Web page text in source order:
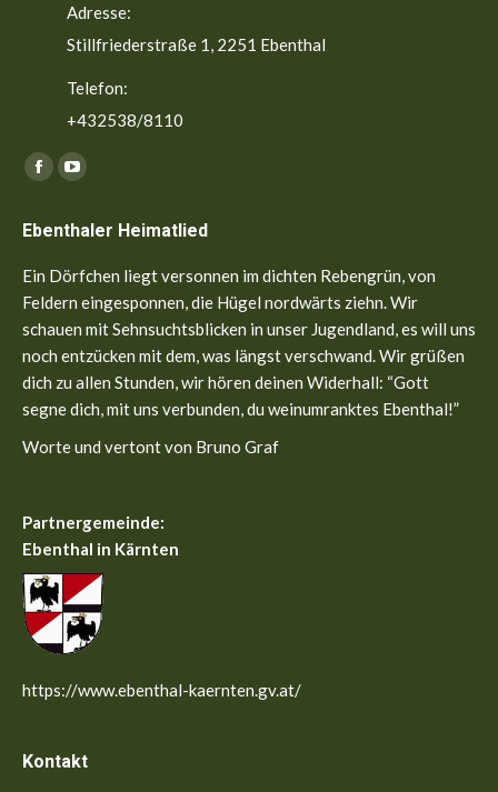
Adresse:
Stillfriederstraße 1, 2251 Ebenthal
Telefon:
+432538/8110
Finden Sie uns auf:
Facebook
opens
in
new
window
YouTube
opens
in
new
window
Ebenthaler Heimatlied
Ein Dörfchen liegt versonnen im dichten Rebengrün, von
Feldern eingesponnen, die Hügel nordwärts ziehn. Wir
schauen mit Sehnsuchtsblicken in unser Jugendland, es will uns
noch entzücken mit dem, was längst verschwand. Wir grüßen
dich zu allen Stunden, wir hören deinen Widerhall: “Gott
segne dich, mit uns verbunden, du weinumranktes Ebenthal!”
Worte und vertont von Bruno Graf
Partnergemeinde:
Ebenthal in Kärnten
https://www.ebenthal-kaernten.gv.at/
Kontakt